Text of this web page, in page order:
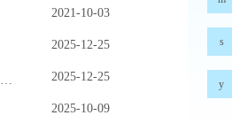
2021-10-03
2025-12-25
2025-12-25
2025-10-09
s
y